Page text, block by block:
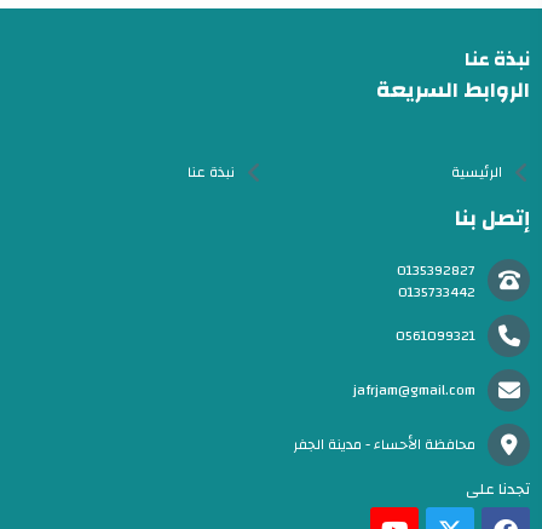
نبذة عنا
الروابط السريعة
الرئيسية نبذة عنا
إتصل بنا
0135392827
0135733442
0561099321
jafrjam@gmail.com
محافظة الأحساء - مدينة الجفر
تجدنا على